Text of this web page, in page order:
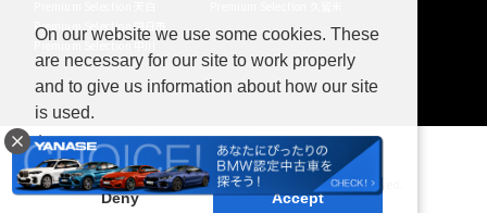
Premium Selection 四日市
Premium Selection 中川
Copyright © ヤナセバイエルンモーターズ株式会社 All Rights Reserved.
On our website we use some cookies. These
are necessary for our site to work properly
and to give us information about how our site
is used.
Learn more
Deny Accept